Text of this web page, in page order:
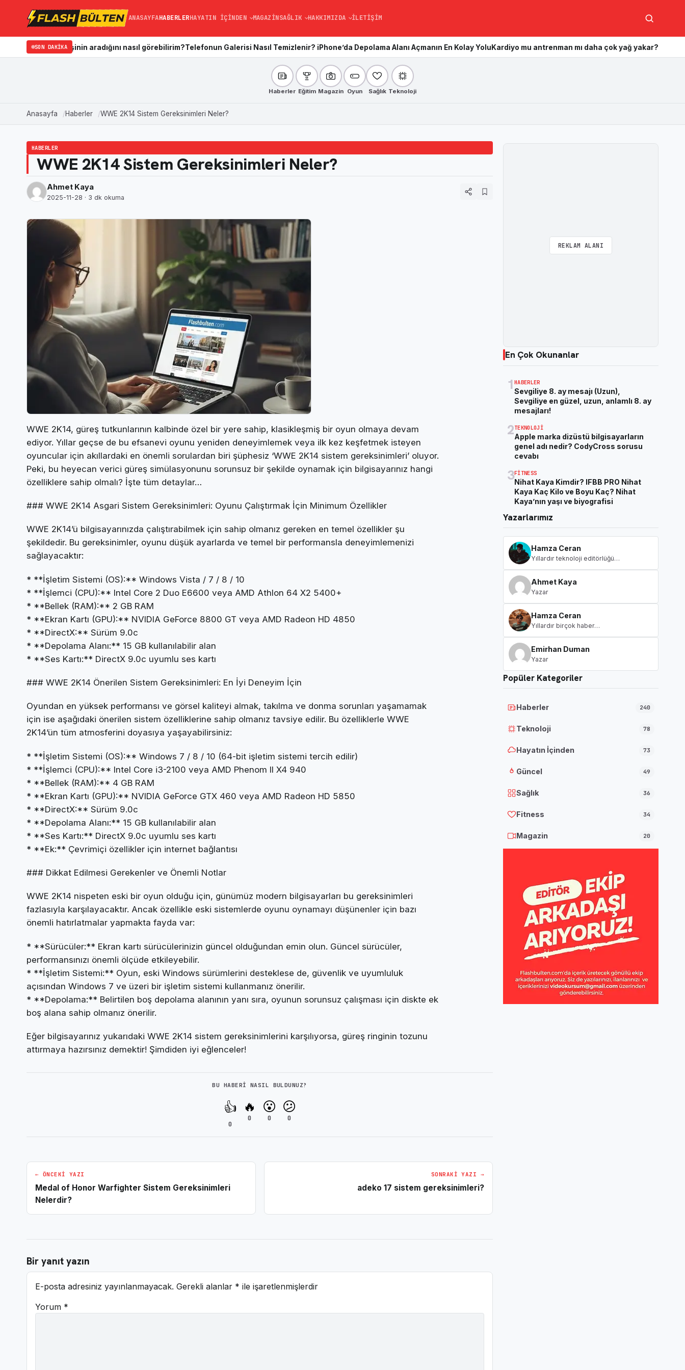
ANASAYFAHABERLERHAYATIN İÇINDEN MAGAZINSAĞLIK HAKKIMIZDA İLETIŞIM Ara
SON DAKIKA
kişinin aradığını nasıl görebilirim?Telefonun Galerisi Nasıl Temizlenir? iPhone’da Depolama Alanı Açmanın En Kolay YoluKardiyo mu antrenman mı daha çok yağ yakar? Hangisi daha etkili?
Haberler Eğitim Magazin Oyun Sağlık Teknoloji
Anasayfa Haberler WWE 2K14 Sistem Gereksinimleri Neler?
HABERLER
WWE 2K14 Sistem Gereksinimleri Neler?
Ahmet Kaya
2025-11-28 · 3 dk okuma
WWE 2K14, güreş tutkunlarının kalbinde özel bir yere sahip, klasikleşmiş bir oyun olmaya devam
ediyor. Yıllar geçse de bu efsanevi oyunu yeniden deneyimlemek veya ilk kez keşfetmek isteyen
oyuncular için akıllardaki en önemli sorulardan biri şüphesiz ‘WWE 2K14 sistem gereksinimleri’ oluyor.
Peki, bu heyecan verici güreş simülasyonunu sorunsuz bir şekilde oynamak için bilgisayarınız hangi
özelliklere sahip olmalı? İşte tüm detaylar…
### WWE 2K14 Asgari Sistem Gereksinimleri: Oyunu Çalıştırmak İçin Minimum Özellikler
WWE 2K14’ü bilgisayarınızda çalıştırabilmek için sahip olmanız gereken en temel özellikler şu
şekildedir. Bu gereksinimler, oyunu düşük ayarlarda ve temel bir performansla deneyimlemenizi
sağlayacaktır:
* **İşletim Sistemi (OS):** Windows Vista / 7 / 8 / 10
* **İşlemci (CPU):** Intel Core 2 Duo E6600 veya AMD Athlon 64 X2 5400+
* **Bellek (RAM):** 2 GB RAM
* **Ekran Kartı (GPU):** NVIDIA GeForce 8800 GT veya AMD Radeon HD 4850
* **DirectX:** Sürüm 9.0c
* **Depolama Alanı:** 15 GB kullanılabilir alan
* **Ses Kartı:** DirectX 9.0c uyumlu ses kartı
### WWE 2K14 Önerilen Sistem Gereksinimleri: En İyi Deneyim İçin
Oyundan en yüksek performansı ve görsel kaliteyi almak, takılma ve donma sorunları yaşamamak
için ise aşağıdaki önerilen sistem özelliklerine sahip olmanız tavsiye edilir. Bu özelliklerle WWE
2K14’ün tüm atmosferini doyasıya yaşayabilirsiniz:
* **İşletim Sistemi (OS):** Windows 7 / 8 / 10 (64-bit işletim sistemi tercih edilir)
* **İşlemci (CPU):** Intel Core i3-2100 veya AMD Phenom II X4 940
* **Bellek (RAM):** 4 GB RAM
* **Ekran Kartı (GPU):** NVIDIA GeForce GTX 460 veya AMD Radeon HD 5850
* **DirectX:** Sürüm 9.0c
* **Depolama Alanı:** 15 GB kullanılabilir alan
* **Ses Kartı:** DirectX 9.0c uyumlu ses kartı
* **Ek:** Çevrimiçi özellikler için internet bağlantısı
### Dikkat Edilmesi Gerekenler ve Önemli Notlar
WWE 2K14 nispeten eski bir oyun olduğu için, günümüz modern bilgisayarları bu gereksinimleri
fazlasıyla karşılayacaktır. Ancak özellikle eski sistemlerde oyunu oynamayı düşünenler için bazı
önemli hatırlatmalar yapmakta fayda var:
* **Sürücüler:** Ekran kartı sürücülerinizin güncel olduğundan emin olun. Güncel sürücüler,
performansınızı önemli ölçüde etkileyebilir.
* **İşletim Sistemi:** Oyun, eski Windows sürümlerini desteklese de, güvenlik ve uyumluluk
açısından Windows 7 ve üzeri bir işletim sistemi kullanmanız önerilir.
* **Depolama:** Belirtilen boş depolama alanının yanı sıra, oyunun sorunsuz çalışması için diskte ek
boş alana sahip olmanız önerilir.
Eğer bilgisayarınız yukarıdaki WWE 2K14 sistem gereksinimlerini karşılıyorsa, güreş ringinin tozunu
attırmaya hazırsınız demektir! Şimdiden iyi eğlenceler!
BU HABERI NASIL BULDUNUZ?
👍
0
🔥
0
😮
0
😕
0
← ÖNCEKI YAZI
Medal of Honor Warfighter Sistem Gereksinimleri
Nelerdir?
SONRAKI YAZI →
adeko 17 sistem gereksinimleri?
Bir yanıt yazın
E-posta adresiniz yayınlanmayacak. Gerekli alanlar * ile işaretlenmişlerdir
Yorum *
REKLAM ALANI
En Çok Okunanlar
1 HABERLER
Sevgiliye 8. ay mesajı (Uzun),
Sevgiliye en güzel, uzun, anlamlı 8. ay
mesajları!
2TEKNOLOJI
Apple marka dizüstü bilgisayarların
genel adı nedir? CodyCross sorusu
cevabı
3FITNESS
Nihat Kaya Kimdir? IFBB PRO Nihat
Kaya Kaç Kilo ve Boyu Kaç? Nihat
Kaya’nın yaşı ve biyografisi
Yazarlarımız
Hamza Ceran
Yıllardır teknoloji editörlüğü…
Ahmet Kaya
Yazar
Hamza Ceran
Yıllardır birçok haber…
Emirhan Duman
Yazar
Popüler Kategoriler
Haberler 240
Teknoloji 78
Hayatın İçinden 73
Güncel 49
Sağlık 36
Fitness 34
Magazin 20